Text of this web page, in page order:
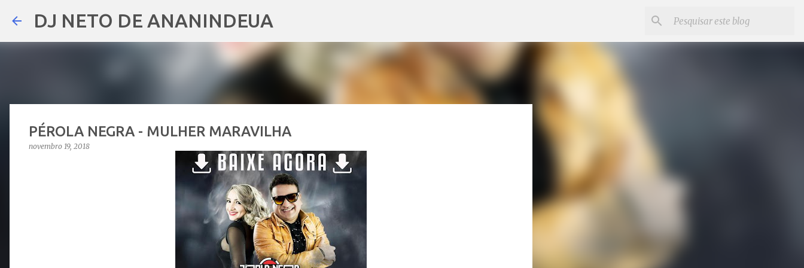
DJ NETO DE ANANINDEUA
PÉROLA NEGRA - MULHER MARAVILHA
novembro 19, 2018